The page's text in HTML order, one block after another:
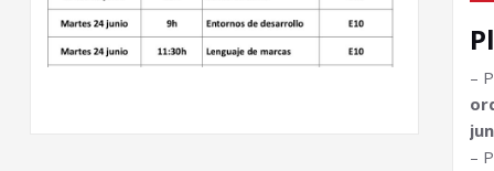
–
–